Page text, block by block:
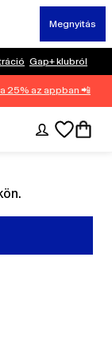
Megnyitás
Gap+ klubról
25% az appban 📲